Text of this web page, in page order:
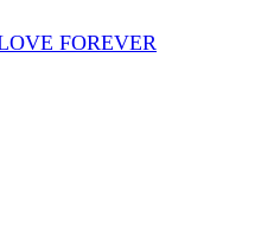
FOREVER